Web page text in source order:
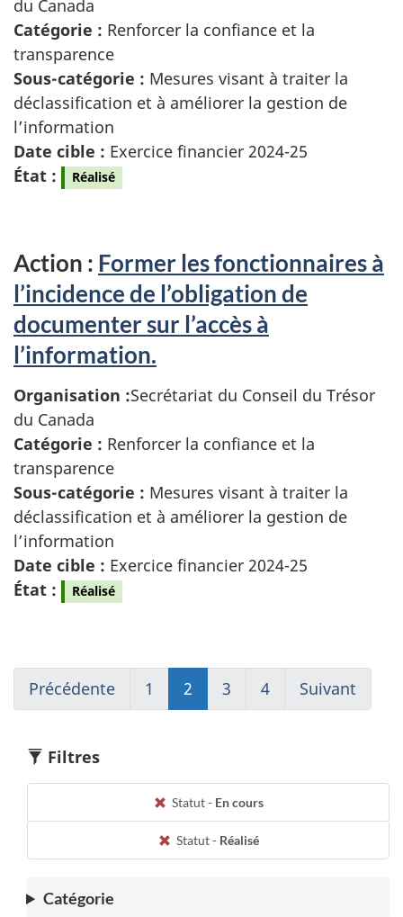
du Canada
Catégorie : Renforcer la confiance et la
transparence
Sous-catégorie : Mesures visant à traiter la
déclassification et à améliorer la gestion de
l’information
Date cible : Exercice financier 2024-25
État :
Réalisé
Action : Former les fonctionnaires à
l’incidence de l’obligation de
documenter sur l’accès à
l’information.
Organisation :Secrétariat du Conseil du Trésor
du Canada
Catégorie : Renforcer la confiance et la
transparence
Sous-catégorie : Mesures visant à traiter la
déclassification et à améliorer la gestion de
l’information
Date cible : Exercice financier 2024-25
État :
Réalisé
Précédente
to
1
(current)
Aller
2
to
3
to
4 (current)
Aller
Suivant
to
Filtres
Statut - En cours
Statut - Réalisé
Catégorie